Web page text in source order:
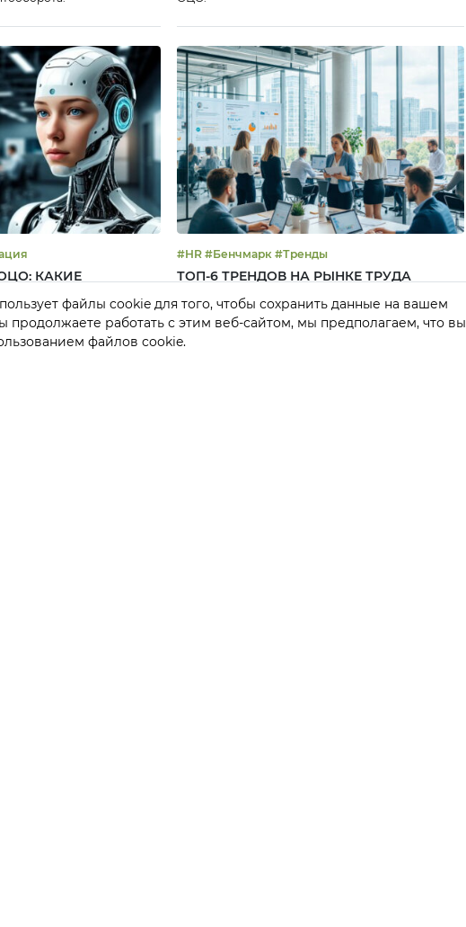
КАКИЕ
– о том, с чего
для внедрения
#HR #Бенчмарк #Тренды
ТОП-6 ТРЕНДОВ НА РЫНКЕ ТРУДА
Дистант, умение работать как самостоятельно,
так и в команде, и цифровые навыки, - эти и
файлы cookie для того, чтобы сохранить данные на вашем
продолжаете работать с этим веб-сайтом, мы предполагаем, что вы
файлов cookie.